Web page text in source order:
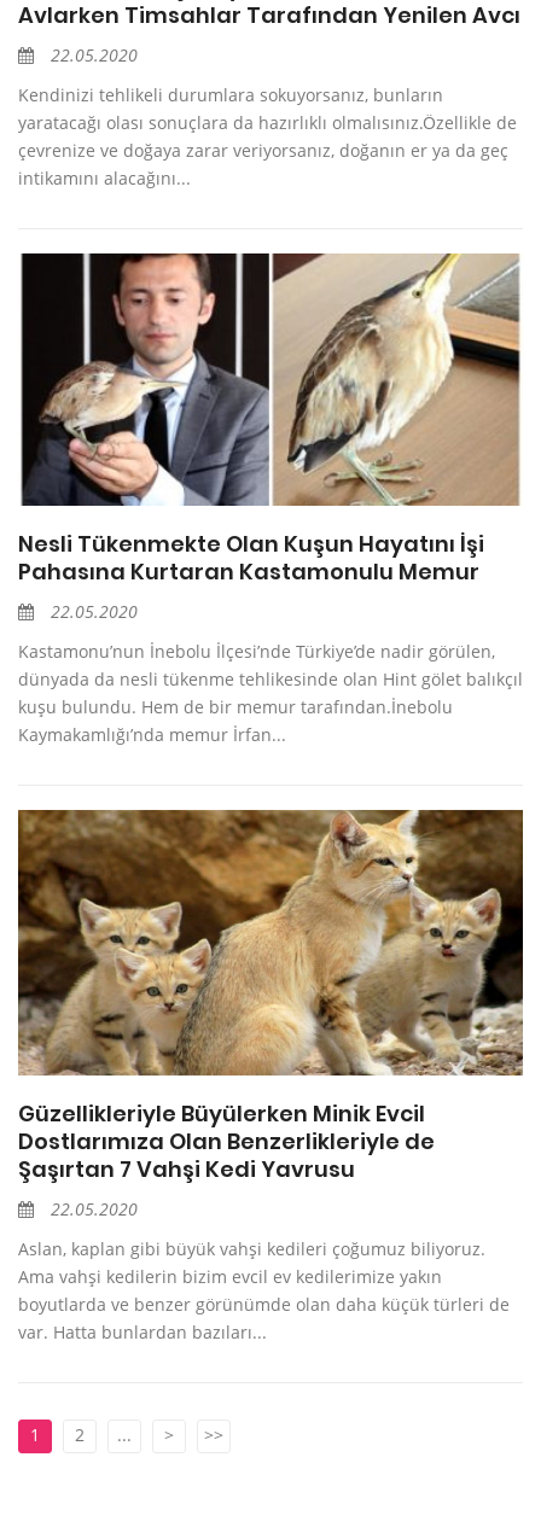
Avlarken Timsahlar Tarafından Yenilen Avcı
22.05.2020
Kendinizi tehlikeli durumlara sokuyorsanız, bunların
yaratacağı olası sonuçlara da hazırlıklı olmalısınız.Özellikle de
çevrenize ve doğaya zarar veriyorsanız, doğanın er ya da geç
intikamını alacağını...
Nesli Tükenmekte Olan Kuşun Hayatını İşi
Pahasına Kurtaran Kastamonulu Memur
22.05.2020
Kastamonu’nun İnebolu İlçesi’nde Türkiye’de nadir görülen,
dünyada da nesli tükenme tehlikesinde olan Hint gölet balıkçıl
kuşu bulundu. Hem de bir memur tarafından.İnebolu
Kaymakamlığı’nda memur İrfan...
Güzellikleriyle Büyülerken Minik Evcil
Dostlarımıza Olan Benzerlikleriyle de
Şaşırtan 7 Vahşi Kedi Yavrusu
22.05.2020
Aslan, kaplan gibi büyük vahşi kedileri çoğumuz biliyoruz.
Ama vahşi kedilerin bizim evcil ev kedilerimize yakın
boyutlarda ve benzer görünümde olan daha küçük türleri de
var. Hatta bunlardan bazıları...
1 2 ... > >>